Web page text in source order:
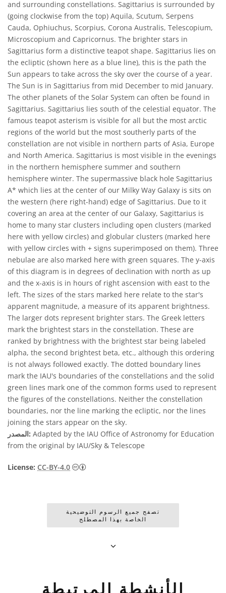
and surrounding constellations. Sagittarius is surrounded by
(going clockwise from the top) Aquila, Scutum, Serpens
Cauda, Ophiuchus, Scorpius, Corona Australis, Telescopium,
Microscopium and Capricornus. The brighter stars in
Sagittarius form a distinctive teapot shape. Sagittarius lies on
the ecliptic (shown here as a blue line), this is the path the
Sun appears to take across the sky over the course of a year.
The Sun is in Sagittarius from mid December to mid January.
The other planets of the Solar System can often be found in
Sagittarius. Sagittarius lies south of the celestial equator. The
famous teapot asterism is visible for all but the most arctic
regions of the world but the most southerly parts of the
constellation are not visible in northern parts of Asia, Europe
and North America. Sagittarius is most visible in the evenings
in the northern hemisphere summer and southern
hemisphere winter. The supermassive black hole Sagittarius
A* which lies at the center of our Milky Way Galaxy is sits on
the western (here right-hand) edge of Sagittarius. Due to it
covering an area at the center of our Galaxy, Sagittarius is
home to many star clusters including open clusters (marked
here with yellow circles) and globular clusters (marked here
with yellow circles with + signs superimposed on them). Three
nebulae are also marked here with green squares. The y-axis
of this diagram is in degrees of declination with north as up
and the x-axis is in hours of right ascension with east to the
left. The sizes of the stars marked here relate to the star's
apparent magnitude, a measure of its apparent brightness.
The larger dots represent brighter stars. The Greek letters
mark the brightest stars in the constellation. These are
ranked by brightness with the brightest star being labeled
alpha, the second brightest beta, etc., although this ordering
is not always followed exactly. The dotted boundary lines
mark the IAU's boundaries of the constellations and the solid
green lines mark one of the common forms used to represent
the figures of the constellations. Neither the constellation
boundaries, nor the line marking the ecliptic, nor the lines
joining the stars appear on the sky.
المصدر: Adapted by the IAU Office of Astronomy for Education
from the original by IAU/Sky & Telescope
License: CC-BY-4.0
تصفح جميع الرسوم التوضيحية
الخاصة بهذا المصطلح
الأنشطة المرتبطة